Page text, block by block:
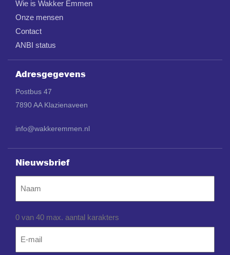
Wie is Wakker Emmen
Onze mensen
Contact
ANBI status
Adresgegevens
Postbus 47
7890 AA Klazienaveen
info@wakkeremmen.nl
Nieuwsbrief
0 van 40 max. aantal karakters